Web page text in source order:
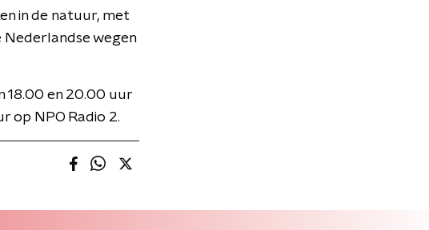
in de natuur, met
wegen
18.00 en 20.00 uur
op NPO Radio 2.